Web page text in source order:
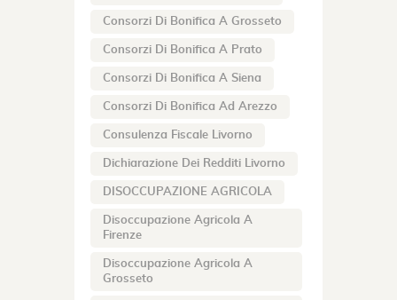
Consorzi Di Bonifica A Grosseto
Consorzi Di Bonifica A Prato
Consorzi Di Bonifica A Siena
Consorzi Di Bonifica Ad Arezzo
Consulenza Fiscale Livorno
Dichiarazione Dei Redditi Livorno
DISOCCUPAZIONE AGRICOLA
Disoccupazione Agricola A
Firenze
Disoccupazione Agricola A
Grosseto